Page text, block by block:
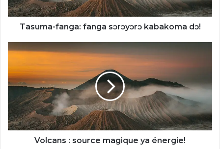
Tasuma-fanga: fanga sɔrɔyɔrɔ kabakoma dɔ!
Volcans
source
magique
ya
énergie!
Volcans : source magique ya énergie!